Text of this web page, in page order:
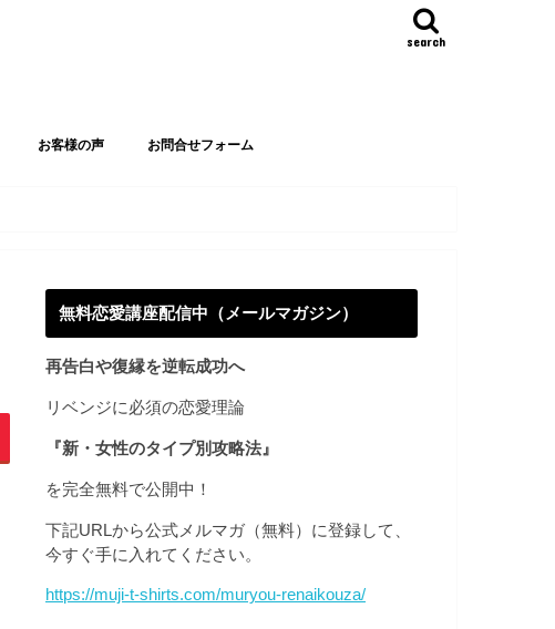
search
お客様の声 お問合せフォーム
無料恋愛講座配信中（メールマガジン）
再告白や復縁を逆転成功へ
リベンジに必須の恋愛理論
『新・女性のタイプ別攻略法』
を完全無料で公開中！
下記URLから公式メルマガ（無料）に登録して、
今すぐ手に入れてください。
https://muji-t-shirts.com/muryou-renaikouza/